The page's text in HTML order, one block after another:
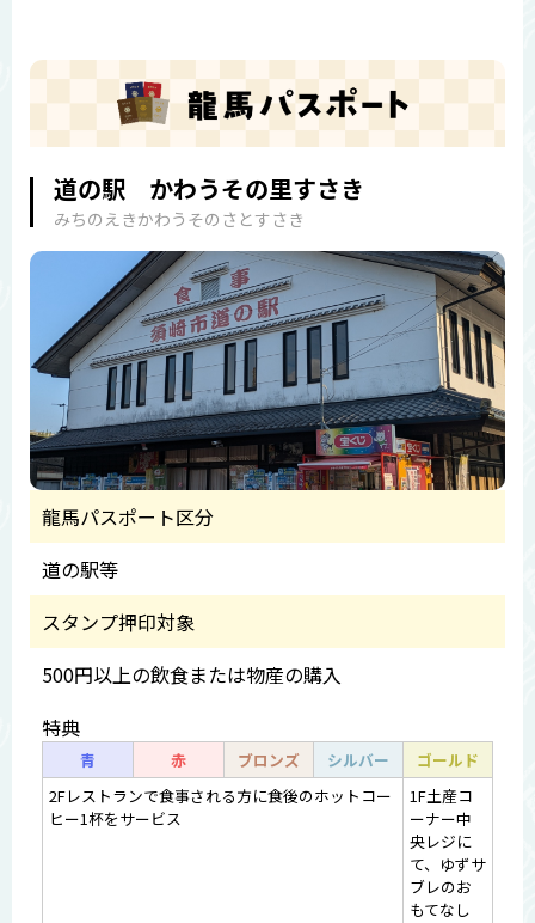
道の駅 かわうその里すさき
みちのえきかわうそのさとすさき
龍馬パスポート区分
道の駅等
スタンプ押印対象
500円以上の飲食または物産の購入
特典
青 赤 ブロンズ シルバー
ゴールド
2Fレストランで食事される方に食後のホットコー
ヒー1杯をサービス
1F土産コ
ーナー中
央レジに
て、ゆずサ
ブレのお
もてなし